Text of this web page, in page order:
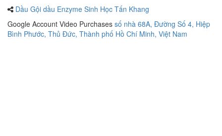
Dầu Gội dầu Enzyme Sinh Học Tấn Khang
Google Account Video Purchases số nhà 68A, Đường Số 4, Hiệp
Bình Phước, Thủ Đức, Thành phố Hồ Chí Minh, Việt Nam